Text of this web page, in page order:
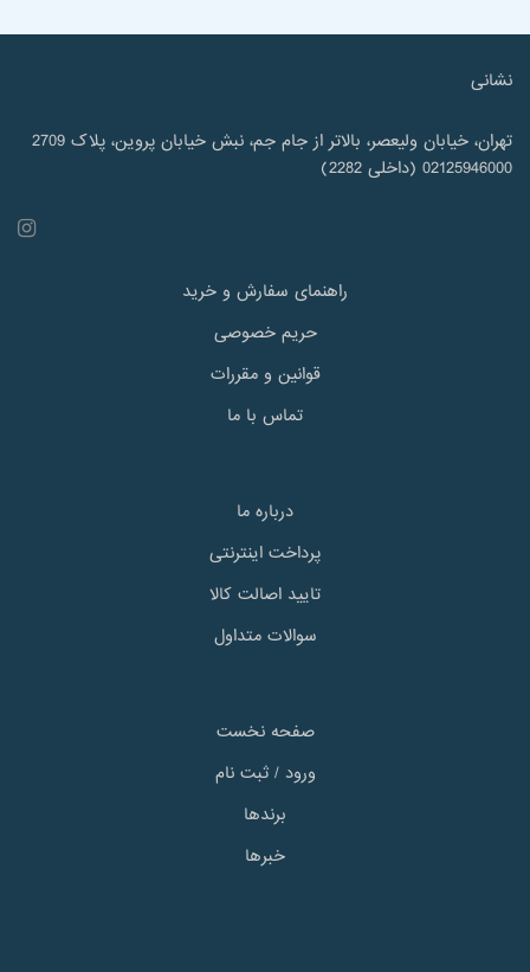
نشانی
تهران، خیابان ولیعصر، بالاتر از جام جم، نبش خیابان پروین، پلاک 2709
02125946000 (داخلی 2282)
راهنمای سفارش و خرید
حریم خصوصی
قوانین و مقررات
تماس با ما
درباره ما
پرداخت اینترنتی
تایید اصالت کالا
سوالات متداول
صفحه نخست
ورود / ثبت نام
برندها
خبرها